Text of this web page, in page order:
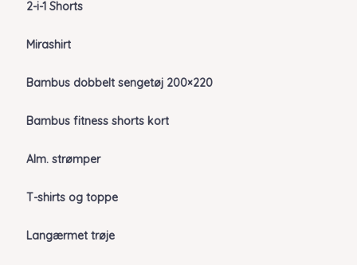
2-i-1 Shorts
Mirashirt
Bambus dobbelt sengetøj 200×220
Bambus fitness shorts kort
Alm. strømper
T-shirts og toppe
Langærmet trøje